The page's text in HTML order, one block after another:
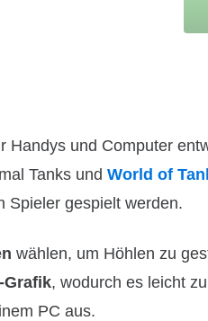
und Computer
Tanks und World of
Spieler gespielt werden.
wählen, um Höhlen zu
Grafik, wodurch es leicht
PC aus.